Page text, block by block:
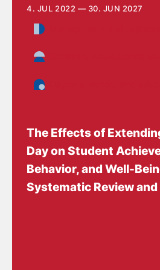
4. JUL 2022 — 30. JUN 2027
The Effects of
Day on Student
Behavior, and Well-
Systematic Review